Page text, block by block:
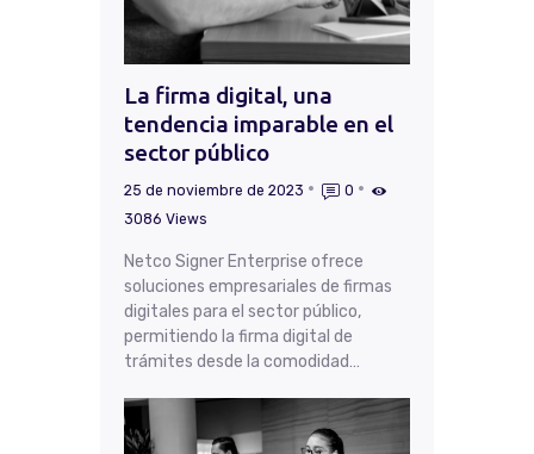
La firma digital, una
tendencia imparable en el
sector público
25 de noviembre de 2023
0
3086 Views
Netco Signer Enterprise ofrece
soluciones empresariales de firmas
digitales para el sector público,
permitiendo la firma digital de
trámites desde la comodidad…